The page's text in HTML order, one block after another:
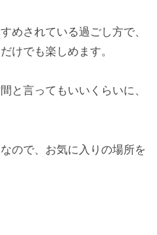
めされている過ごし方で、
けでも楽しめます。
と言ってもいいくらいに、
ので、お気に入りの場所を